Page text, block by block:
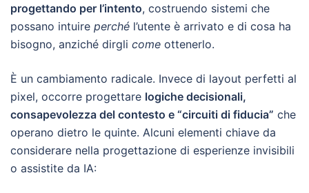
progettando per l’intento, costruendo sistemi che
possano intuire perché l’utente è arrivato e di cosa ha
bisogno, anziché dirgli come ottenerlo.
È un cambiamento radicale. Invece di layout perfetti al
pixel, occorre progettare logiche decisionali,
consapevolezza del contesto e “circuiti di fiducia” che
operano dietro le quinte. Alcuni elementi chiave da
considerare nella progettazione di esperienze invisibili
o assistite da IA: